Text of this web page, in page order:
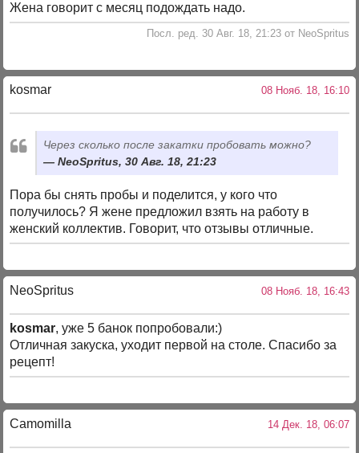
Жена говорит с месяц подождать надо.
Посл. ред. 30 Авг. 18, 21:23 от NeoSpritus
kosmar 08 Нояб. 18, 16:10
Через сколько после закатки пробовать можно?
NeoSpritus, 30 Авг. 18, 21:23
Пора бы снять пробы и поделится, у кого что
получилось? Я жене предложил взять на работу в
женский коллектив. Говорит, что отзывы отличные.
NeoSpritus 08 Нояб. 18, 16:43
kosmar, уже 5 банок попробовали:)
Отличная закуска, уходит первой на столе. Спасибо за
рецепт!
Camomilla 14 Дек. 18, 06:07